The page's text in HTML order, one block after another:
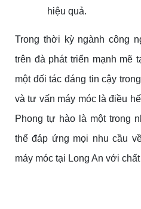
hiệu quả.
Trong thời kỳ ngành công
trên đà phát triển mạnh mẽ
một đối tác đáng tin cậy
và tư vấn máy móc là điều
Phong tự hào là một trong
thể đáp ứng mọi nhu cầu
máy móc tại Long An với